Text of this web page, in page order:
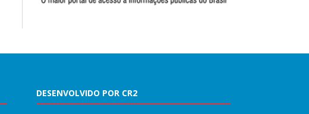
DESENVOLVIDO POR CR2